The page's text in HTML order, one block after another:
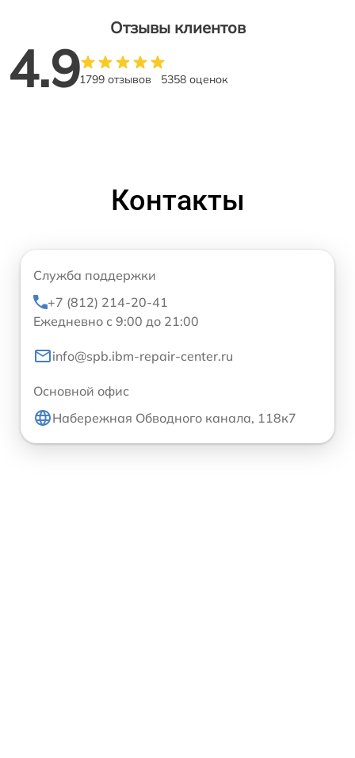
Отзывы клиентов
4.91799 отзывов 5358 оценок
Контакты
Служба поддержки
+7 (812) 214-20-41
Ежедневно с 9:00 до 21:00
info@spb.ibm-repair-center.ru
Основной офис
Набережная Обводного канала, 118к7